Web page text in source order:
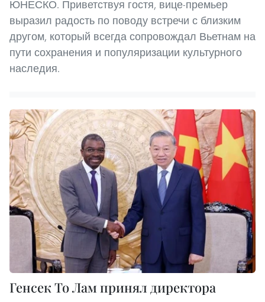
ЮНЕСКО. Приветствуя гостя, вице-премьер
выразил радость по поводу встречи с близким
другом, который всегда сопровождал Вьетнам на
пути сохранения и популяризации культурного
наследия.
Генсек То Лам принял директора